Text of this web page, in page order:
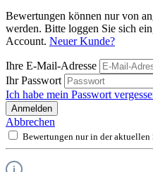
Bewertungen können nur von
werden. Bitte loggen Sie sich
Account. Neuer Kunde?
Ihre E-Mail-Adresse
Ihr Passwort
Ich habe mein Passwort
Anmelden
Abbrechen
Bewertungen nur in der aktuellen